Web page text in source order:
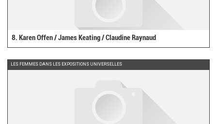
8. Karen Offen / James Keating / Claudine Raynaud
LES FEMMES DANS LES EXPOSITIONS UNIVERSELLES